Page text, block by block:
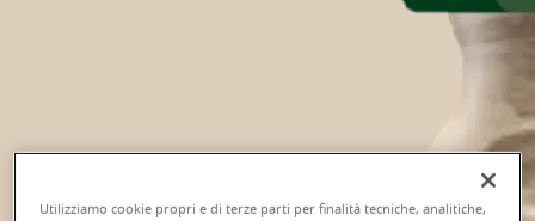
Utilizziamo cookie propri e di terze parti per finalità tecniche, analitiche,